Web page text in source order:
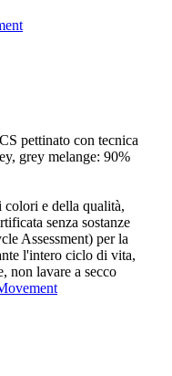
pettinato con tecnica
grey melange: 90%
colori e della qualità,
senza sostanze
Assessment) per la
l'intero ciclo di vita,
non lavare a secco